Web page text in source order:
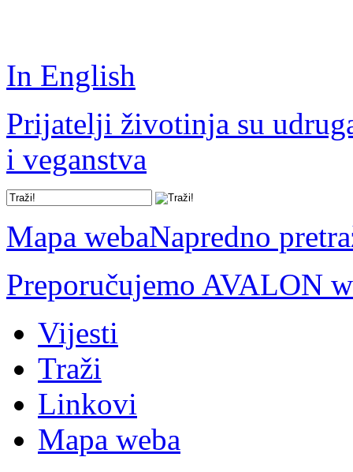
In English
Prijatelji životinja su
i veganstva
Mapa webaNapredno
Preporučujemo AVALON
Vijesti
Traži
Linkovi
Mapa weba